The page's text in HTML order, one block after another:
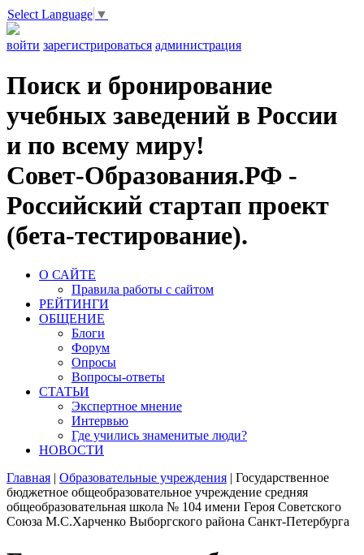
Select Language ▼
войти зарегистрироваться администрация
Поиск и бронирование
учебных заведений в России
и по всему миру!
Совет-Образования.РФ -
Российский стартап проект
(бета-тестирование).
О САЙТЕ
Правила работы с сайтом
РЕЙТИНГИ
ОБЩЕНИЕ
Блоги
Форум
Опросы
Вопросы-ответы
СТАТЬИ
Экспертное мнение
Интервью
Где учились знаменитые люди?
НОВОСТИ
Главная | Образовательные учреждения | Государственное
бюджетное общеобразовательное учреждение средняя
общеобразовательная школа № 104 имени Героя Советского
Союза М.С.Харченко Выборгского района Санкт-Петербурга